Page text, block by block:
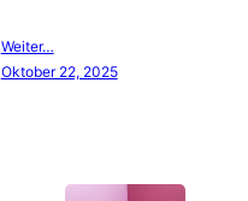
Weiter…
Oktober 22, 2025